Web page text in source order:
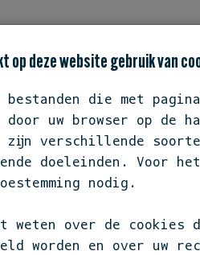
BIODIVERSITEIT
op deze website gebruik van
die met
door uw browser op de
zijn verschillende
doeleinden. Voor
nodig.
weten over de cookies
worden en over uw